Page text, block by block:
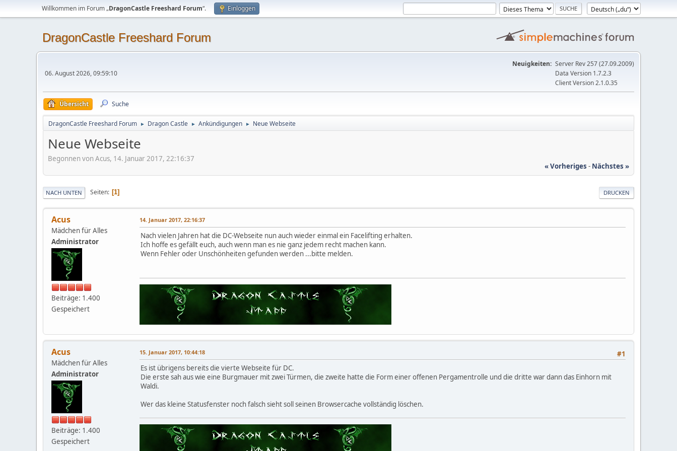
Willkommen im Forum „DragonCastle Freeshard Forum“. Einloggen
DragonCastle Freeshard Forum
06. August 2026, 09:59:10
Neuigkeiten: Server Rev 257 (27.09.2009)
Data Version 1.7.2.3
Client Version 2.1.0.35
Übersicht Suche
DragonCastle Freeshard Forum ► Dragon Castle ► Ankündigungen ► Neue Webseite
Neue Webseite
Begonnen von Acus, 14. Januar 2017, 22:16:37
« Vorheriges - Nächstes »
DRUCKEN
NACH UNTEN Seiten 1
Acus
Mädchen für Alles
Administrator
Beiträge: 1.400
Gespeichert
14. Januar 2017, 22:16:37
Nach vielen Jahren hat die DC-Webseite nun auch wieder einmal ein Facelifting erhalten.
Ich hoffe es gefällt euch, auch wenn man es nie ganz jedem recht machen kann.
Wenn Fehler oder Unschönheiten gefunden werden ...bitte melden.
Acus
Mädchen für Alles
Administrator
Beiträge: 1.400
Gespeichert
#1
15. Januar 2017, 10:44:18
Es ist übrigens bereits die vierte Webseite für DC.
Die erste sah aus wie eine Burgmauer mit zwei Türmen, die zweite hatte die Form einer offenen Pergamentrolle und die dritte war dann das Einhorn mit
Waldi.
Wer das kleine Statusfenster noch falsch sieht soll seinen Browsercache vollständig löschen.